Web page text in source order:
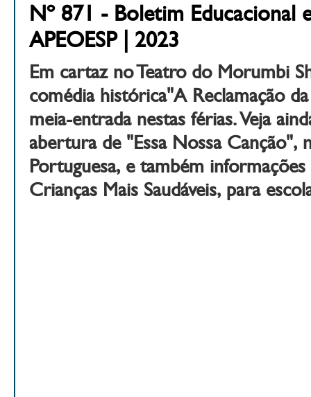
Nº 871 - Boletim Educacional
APEOESP | 2023
Em cartaz no Teatro do Morumbi
comédia histórica"A Reclamação
meia-entrada nestas férias. Veja
abertura de "Essa Nossa Canção",
Portuguesa, e também
Crianças Mais Saudáveis, para